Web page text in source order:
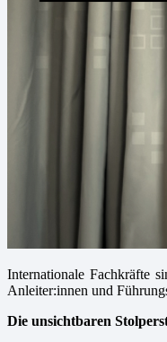
Internationale Fachkräfte
Anleiter:innen und
Die unsichtbaren